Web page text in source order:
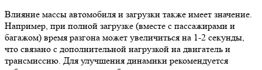
Влияние массы автомобиля и загрузки также имеет значение.
Например, при полной загрузке (вместе с пассажирами и
багажом) время разгона может увеличиться на 1-2 секунды,
что связано с дополнительной нагрузкой на двигатель и
трансмиссию. Для улучшения динамики рекомендуется